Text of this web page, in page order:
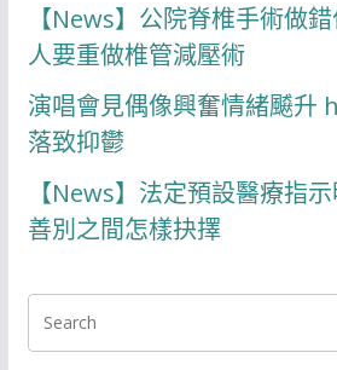
【News】公院脊椎手術做
人要重做椎管減壓術
演唱會見偶像興奮情緒飇升
落致抑鬱
【News】法定預設醫療指
善別之間怎樣抉擇